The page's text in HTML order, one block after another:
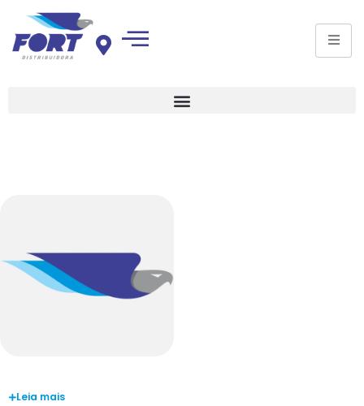
Leia mais